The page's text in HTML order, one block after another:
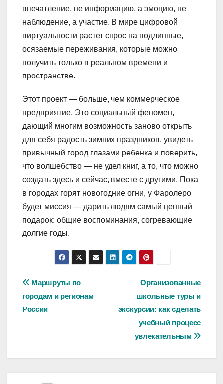
впечатление, не информацию, а эмоцию, не
наблюдение, а участие. В мире цифровой
виртуальности растет спрос на подлинные,
осязаемые переживания, которые можно
получить только в реальном времени и
пространстве.
Этот проект — больше, чем коммерческое
предприятие. Это социальный феномен,
дающий многим возможность заново открыть
для себя радость зимних праздников, увидеть
привычный город глазами ребенка и поверить,
что волшебство — не удел книг, а то, что можно
создать здесь и сейчас, вместе с другими. Пока
в городах горят новогодние огни, у Фаролеро
будет миссия — дарить людям самый ценный
подарок: общие воспоминания, согревающие
долгие годы.
Навигация
по
Организованные
школьные туры и
экскурсии: как сделать
учебный процесс
увлекательным
Маршруты по
городам и регионам
России